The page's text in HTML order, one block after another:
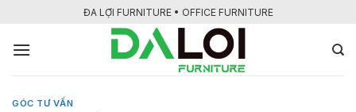
nội
ĐA LỢI FURNITURE • OFFICE FURNITURE
GÓC TƯ VẤN